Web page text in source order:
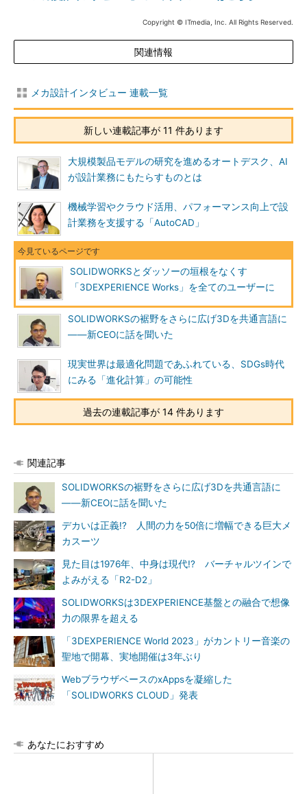
Copyright © ITmedia, Inc. All Rights Reserved.
関連情報
メカ設計インタビュー 連載一覧
新しい連載記事が 11 件あります
大規模製品モデルの研究を進めるオートデスク、AI
が設計業務にもたらすものとは
機械学習やクラウド活用、パフォーマンス向上で設
計業務を支援する「AutoCAD」
SOLIDWORKSとダッソーの垣根をなくす
「3DEXPERIENCE Works」を全てのユーザーに
SOLIDWORKSの裾野をさらに広げ3Dを共通言語に
――新CEOに話を聞いた
現実世界は最適化問題であふれている、SDGs時代
にみる「進化計算」の可能性
過去の連載記事が 14 件あります
関連記事
SOLIDWORKSの裾野をさらに広げ3Dを共通言語に
――新CEOに話を聞いた
デカいは正義!? 人間の力を50倍に増幅できる巨大メ
カスーツ
見た目は1976年、中身は現代!? バーチャルツインで
よみがえる「R2-D2」
SOLIDWORKSは3DEXPERIENCE基盤との融合で想像
力の限界を超える
「3DEXPERIENCE World 2023」がカントリー音楽の
聖地で開幕、実地開催は3年ぶり
WebブラウザベースのxAppsを凝縮した
「SOLIDWORKS CLOUD」発表
あなたにおすすめ